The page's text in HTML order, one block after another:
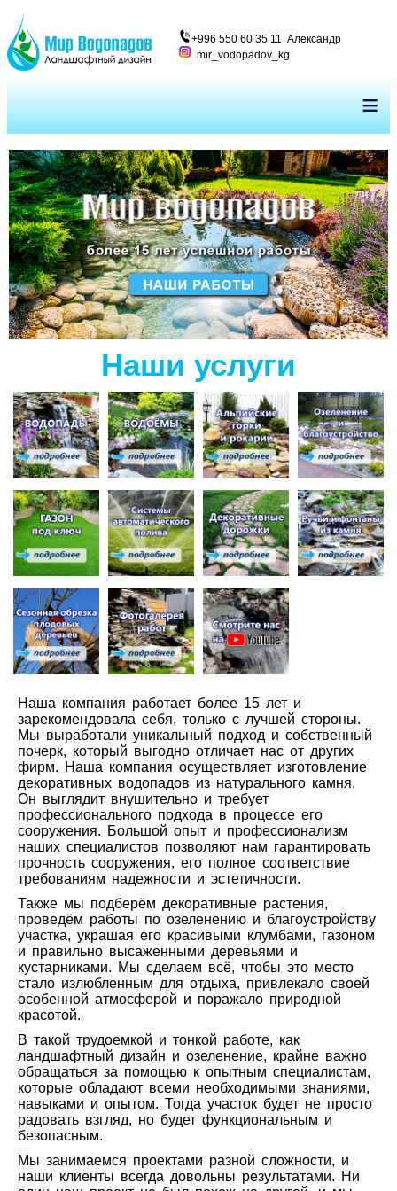
+996 550 60 35 11 Александр
mir_vodopadov_kg
≡
Наши услуги
Наша компания работает более 15 лет и
зарекомендовала себя, только с лучшей стороны.
Мы выработали уникальный подход и собственный
почерк, который выгодно отличает нас от других
фирм. Наша компания осуществляет изготовление
декоративных водопадов из натурального камня.
Он выглядит внушительно и требует
профессионального подхода в процессе его
сооружения. Большой опыт и профессионализм
наших специалистов позволяют нам гарантировать
прочность сооружения, его полное соответствие
требованиям надежности и эстетичности.
Также мы подберём декоративные растения,
проведём работы по озеленению и благоустройству
участка, украшая его красивыми клумбами, газоном
и правильно высаженными деревьями и
кустарниками. Мы сделаем всё, чтобы это место
стало излюбленным для отдыха, привлекало своей
особенной атмосферой и поражало природной
красотой.
В такой трудоемкой и тонкой работе, как
ландшафтный дизайн и озеленение, крайне важно
обращаться за помощью к опытным специалистам,
которые обладают всеми необходимыми знаниями,
навыками и опытом. Тогда участок будет не просто
радовать взгляд, но будет функциональным и
безопасным.
Мы занимаемся проектами разной сложности, и
наши клиенты всегда довольны результатами. Ни